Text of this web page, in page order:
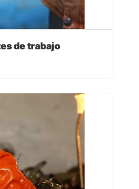
de trabajo